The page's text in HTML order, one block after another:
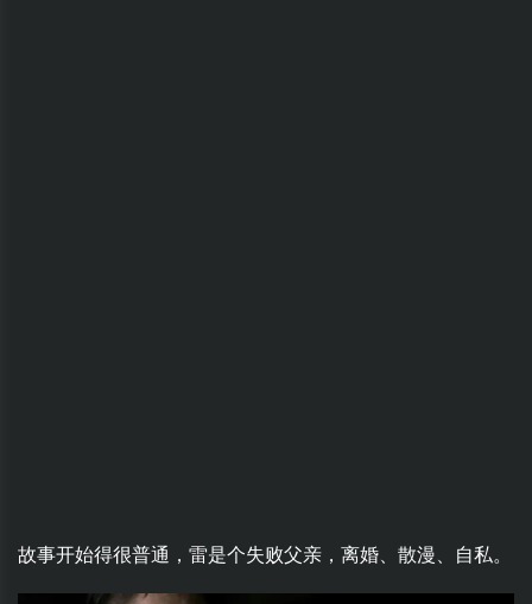
故事开始得很普通，雷是个失败父亲，离婚、散漫、自私。